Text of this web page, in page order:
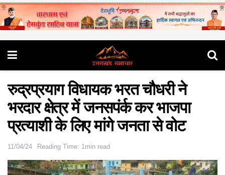
रुद्रप्रयाग विधायक भरत चौधरी ने
भरदार क्षेत्र में जनसपंर्क कर भाजपा
प्रत्याशी के लिए मांगे जनता से वोट
11/04/24 Reading Time: 1min read